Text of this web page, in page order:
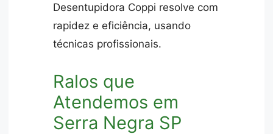
Desentupidora Coppi resolve com
rapidez e eficiência, usando
técnicas profissionais.
Ralos que
Atendemos em
Serra Negra SP